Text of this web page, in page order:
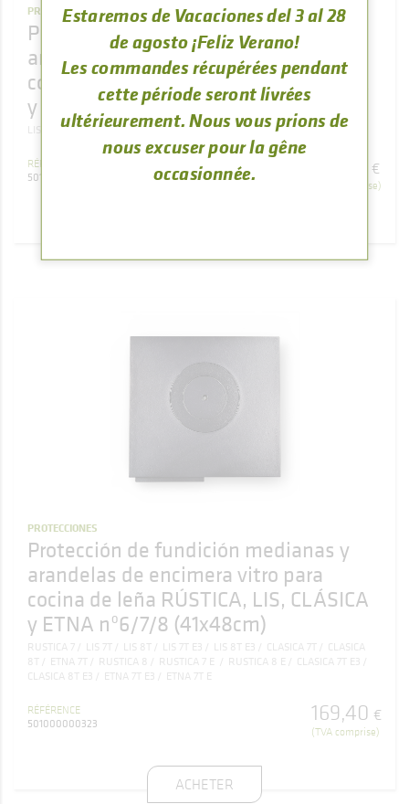
PROTECCIONES
Protección de fundición medianas y
arandelas de encimera vitro para
cocina de leña RÚSTICA, LIS, CLÁSICA
y ETNA nº5/6 (41x48cm)
LIS 5T CLASICA 5T ETNA 5T
RÉFÉRENCE
501000000324
€
(TVA comprise)
PROTECCIONES
Protección de fundición medianas y
arandelas de encimera vitro para
cocina de leña RÚSTICA, LIS, CLÁSICA
y ETNA nº6/7/8 (41x48cm)
RUSTICA 7 LIS 7T LIS 8T LIS 7T E3 LIS 8T E3 CLASICA 7T
CLASICA
8T
ETNA 7T RUSTICA 8 RUSTICA 7 E RUSTICA 8 E
CLASICA 7T E3
CLASICA 8T E3
ETNA 7T E3 ETNA 7T E
RÉFÉRENCE
501000000323
169,40 €
(TVA comprise)
ACHETER
Estaremos de Vacaciones del 3 al 28
de agosto ¡Feliz Verano!
Les commandes récupérées pendant
cette période seront livrées
ultérieurement. Nous vous prions de
nous excuser pour la gêne
occasionnée.